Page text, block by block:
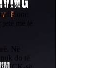
drekë
jetë më të
Në
do të